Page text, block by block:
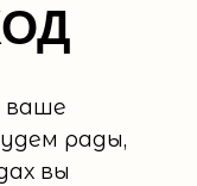
ваше
рады,
вы